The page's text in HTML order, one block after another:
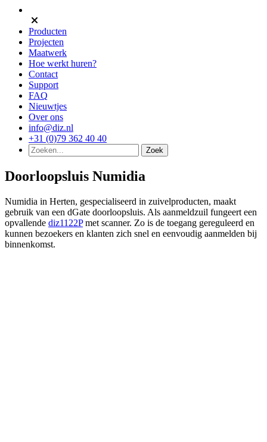
Producten
Projecten
Maatwerk
Hoe werkt huren?
Contact
Support
FAQ
Nieuwtjes
Over ons
info@diz.nl
+31 (0)79 362 40 40
Doorloopsluis Numidia
Numidia in Herten, gespecialiseerd in zuivelproducten, maakt
gebruik van een dGate doorloopsluis. Als aanmeldzuil fungeert een
opvallende diz1122Pmet scanner. Zo is de toegang gereguleerd en
kunnen bezoekers en klanten zich snel en eenvoudig aanmelden bij
binnenkomst.